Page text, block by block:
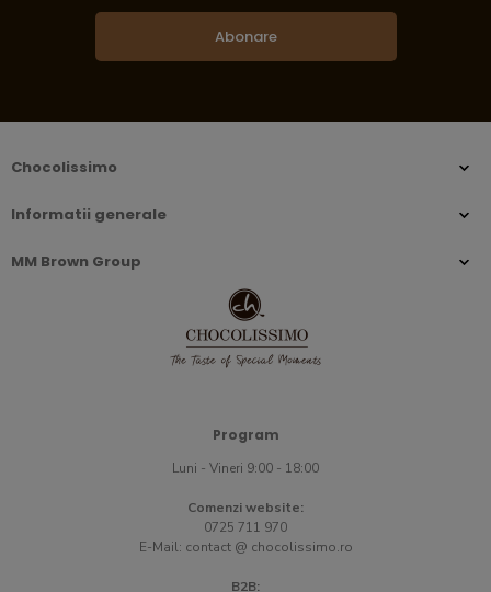
Abonare
Chocolissimo
Informatii generale
MM Brown Group
Program
Luni - Vineri 9:00 - 18:00
Comenzi website:
0725 711 970
E-Mail: contact @ chocolissimo.ro
B2B: